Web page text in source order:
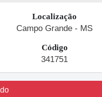
Localização
Campo Grande - MS
Código
341751